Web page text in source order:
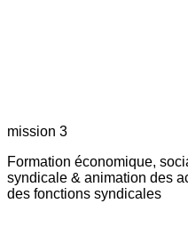
mission 3
Formation économique,
syndicale & animation des
des fonctions syndicales